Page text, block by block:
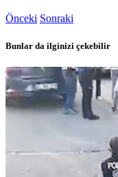
Önceki Sonraki
Bunlar da ilginizi çekebilir